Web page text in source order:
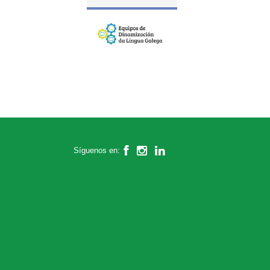
Seguir leyendo ⇒
Síguenos en: